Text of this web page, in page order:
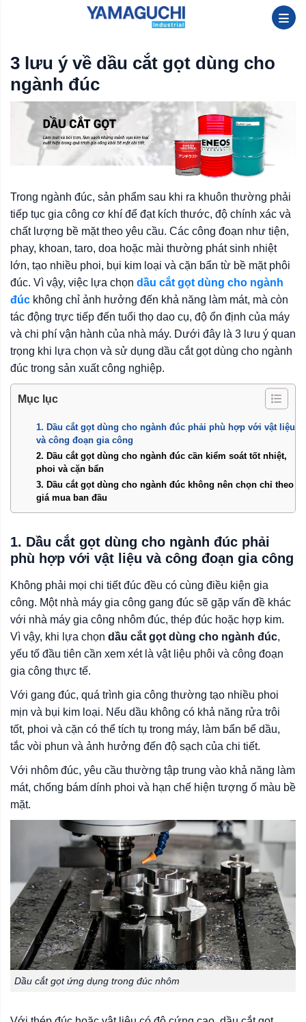
3 lưu ý về dầu cắt gọt dùng cho
ngành đúc
Trong ngành đúc, sản phẩm sau khi ra khuôn thường phải
tiếp tục gia công cơ khí để đạt kích thước, độ chính xác và
chất lượng bề mặt theo yêu cầu. Các công đoạn như tiện,
phay, khoan, taro, doa hoặc mài thường phát sinh nhiệt
lớn, tạo nhiều phoi, bụi kim loại và cặn bẩn từ bề mặt phôi
đúc. Vì vậy, việc lựa chọn dầu cắt gọt dùng cho ngành
đúc không chỉ ảnh hưởng đến khả năng làm mát, mà còn
tác động trực tiếp đến tuổi thọ dao cụ, độ ổn định của máy
và chi phí vận hành của nhà máy. Dưới đây là 3 lưu ý quan
trọng khi lựa chọn và sử dụng dầu cắt gọt dùng cho ngành
đúc trong sản xuất công nghiệp.
Mục lục
1. Dầu cắt gọt dùng cho ngành đúc phải phù hợp với vật liệu
và công đoạn gia công
2. Dầu cắt gọt dùng cho ngành đúc cần kiểm soát tốt nhiệt,
phoi và cặn bẩn
3. Dầu cắt gọt dùng cho ngành đúc không nên chọn chỉ theo
giá mua ban đầu
1. Dầu cắt gọt dùng cho ngành đúc phải
phù hợp với vật liệu và công đoạn gia công
Không phải mọi chi tiết đúc đều có cùng điều kiện gia
công. Một nhà máy gia công gang đúc sẽ gặp vấn đề khác
với nhà máy gia công nhôm đúc, thép đúc hoặc hợp kim.
Vì vậy, khi lựa chọn dầu cắt gọt dùng cho ngành đúc,
yếu tố đầu tiên cần xem xét là vật liệu phôi và công đoạn
gia công thực tế.
Với gang đúc, quá trình gia công thường tạo nhiều phoi
mịn và bụi kim loại. Nếu dầu không có khả năng rửa trôi
tốt, phoi và cặn có thể tích tụ trong máy, làm bẩn bể dầu,
tắc vòi phun và ảnh hưởng đến độ sạch của chi tiết.
Với nhôm đúc, yêu cầu thường tập trung vào khả năng làm
mát, chống bám dính phoi và hạn chế hiện tượng ố màu bề
mặt.
Dầu cắt gọt ứng dụng trong đúc nhôm